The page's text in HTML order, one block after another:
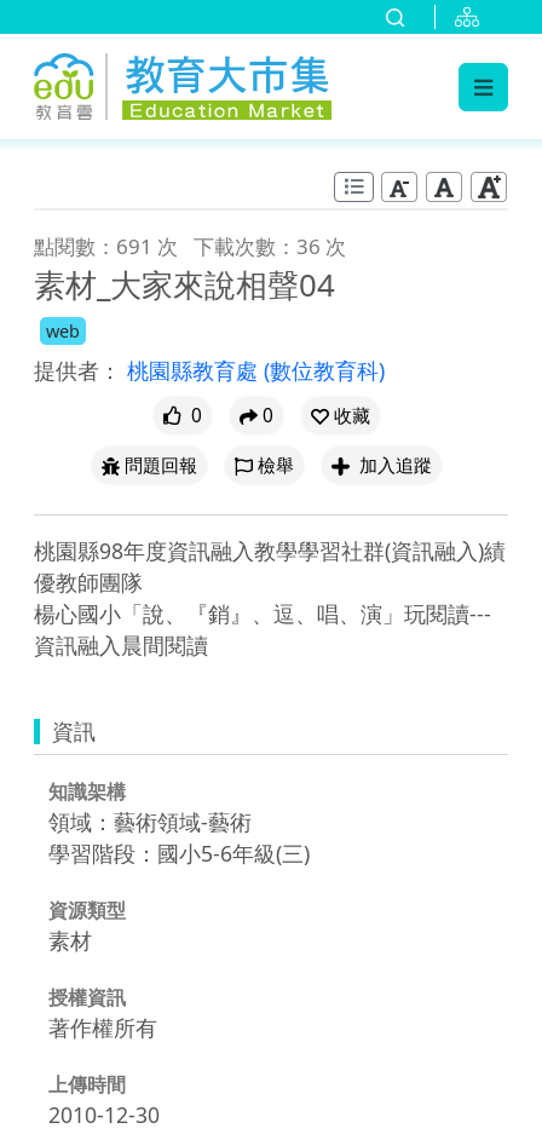
點閱數：691 次 下載次數：36 次
素材_大家來說相聲04
web
提供者： 桃園縣教育處 (數位教育科)
0 0
收藏
問題回報
檢舉 加入追蹤
桃園縣98年度資訊融入教學學習社群(資訊融入)績
優教師團隊
楊心國小「說、『銷』、逗、唱、演」玩閱讀---
資訊
知識架構
領域：藝術領域-藝術
學習階段：國小5-6年級(三)
資源類型
素材
授權資訊
著作權所有
上傳時間
2010-12-30